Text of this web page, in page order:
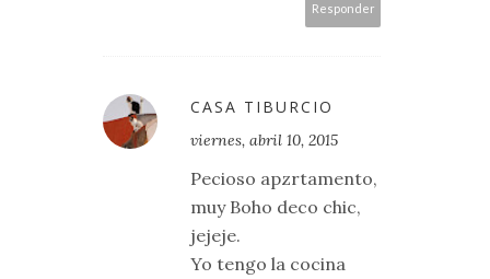
Responder
CASA TIBURCIO
viernes, abril 10, 2015
Pecioso apzrtamento,
muy Boho deco chic,
jejeje.
Yo tengo la cocina